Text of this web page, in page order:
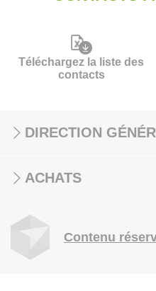
Téléchargez la liste des
contacts
DIRECTION
ACHATS
Contenu